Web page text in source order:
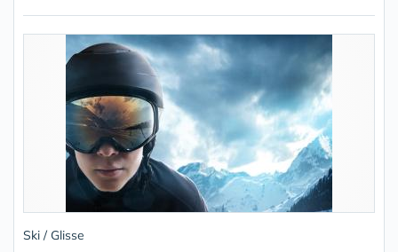
Ski / Glisse